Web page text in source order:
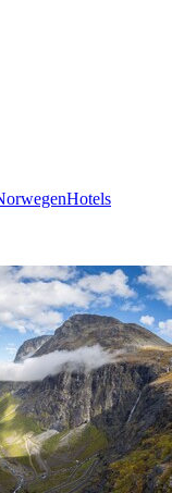
Hotels